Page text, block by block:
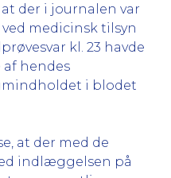
der i journalen var
medicinsk tilsyn
kl. 23 havde
af hendes
i blodet
at der med de
indlæggelsen på